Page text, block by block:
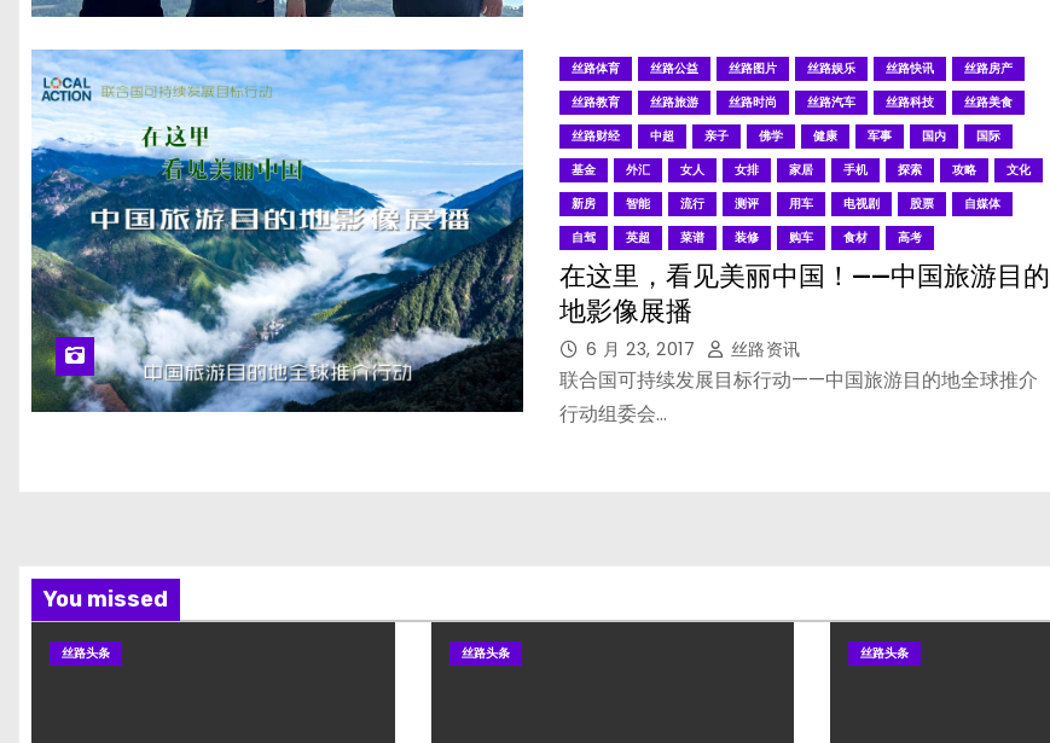
丝路体育 丝路公益 丝路图片 丝路娱乐 丝路快讯
丝路房产
丝路教育
丝路旅游 丝路时尚 丝路汽车 丝路科技
丝路美食
丝路财经
中超 亲子 佛学 健康 军事 国内
国际
基金
外汇 女人 女排 家居 手机 探索 攻略
文化
新房
智能 流行 测评 用车 电视剧 股票
自媒体
自驾
英超 菜谱 装修 购车 食材 高考
在这里，看见美丽中国！——中国旅游目的
地影像展播
6 月 23, 2017 丝路资讯
联合国可持续发展目标行动——中国旅游目的地全球推介
行动组委会…
You missed
丝路头条 丝路头条 丝路头条